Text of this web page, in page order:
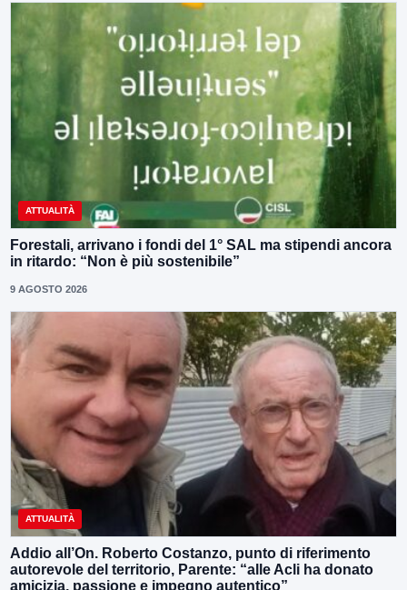
ATTUALITÀ
Forestali, arrivano i fondi del 1° SAL ma stipendi ancora
in ritardo: “Non è più sostenibile”
9 AGOSTO 2026
ATTUALITÀ
Addio all’On. Roberto Costanzo, punto di riferimento
autorevole del territorio, Parente: “alle Acli ha donato
amicizia, passione e impegno autentico”